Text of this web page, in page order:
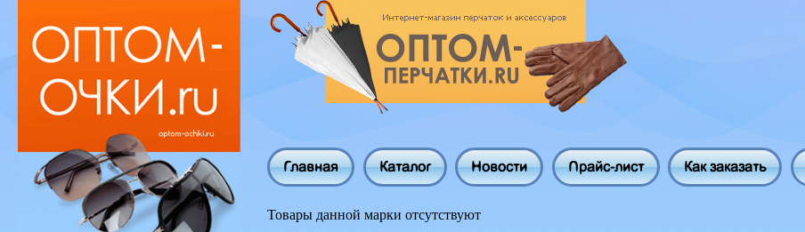
Товары данной марки отсутствуют
Главная Каталог Новости Прайс-лист Как заказать